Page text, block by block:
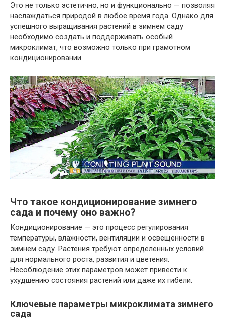
Это не только эстетично, но и функционально — позволяя
наслаждаться природой в любое время года. Однако для
успешного выращивания растений в зимнем саду
необходимо создать и поддерживать особый
микроклимат, что возможно только при грамотном
кондиционировании.
Что такое кондиционирование зимнего
сада и почему оно важно?
Кондиционирование — это процесс регулирования
температуры, влажности, вентиляции и освещенности в
зимнем саду. Растения требуют определенных условий
для нормального роста, развития и цветения.
Несоблюдение этих параметров может привести к
ухудшению состояния растений или даже их гибели.
Ключевые параметры микроклимата зимнего
сада